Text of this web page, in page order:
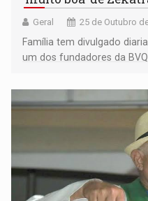
Geral 25 de Outubro
Família tem divulgado
um dos fundadores da